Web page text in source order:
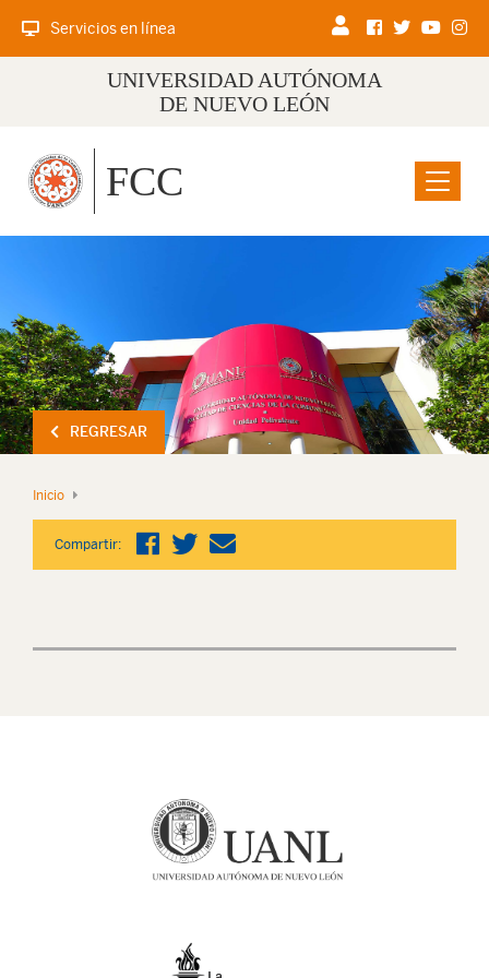
Servicios en línea
UNIVERSIDAD AUTÓNOMA
DE NUEVO LEÓN
Menu
FCC
REGRESAR
Inicio
Compartir: